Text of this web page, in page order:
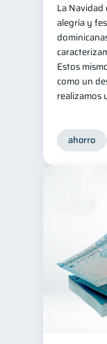
La Navidad
alegría y
Estos
como un
realizamos
ahorro